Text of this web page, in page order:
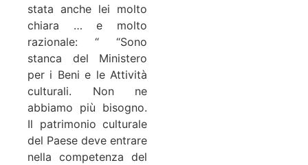
stata anche lei molto
chiara … e molto
razionale: “ “Sono
stanca del Ministero
per i Beni e le Attività
culturali. Non ne
abbiamo più bisogno.
Il patrimonio culturale
del Paese deve entrare
nella competenza del